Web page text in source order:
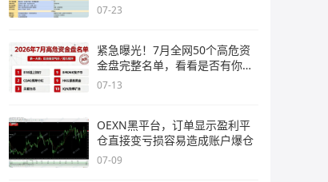
07-23
紧急曝光！7月全网50个高危资
金盘完整名单，看看是否有你正
在
07-13
OEXN黑平台，订单显示盈利平
仓直接变亏损容易造成账户爆仓
07-09